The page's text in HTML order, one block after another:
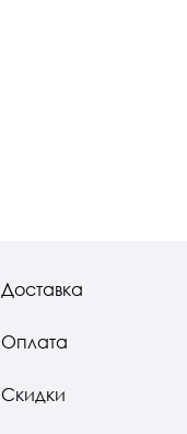
Доставка
Оплата
Скидки